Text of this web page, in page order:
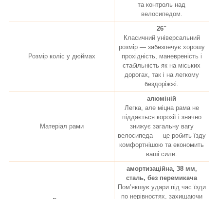
та контроль над
велосипедом.
Розмір коліс у дюймах
26"
Класичний універсальний
розмір — забезпечує хорошу
прохідність, маневреність і
стабільність як на міських
дорогах, так і на легкому
бездоріжжі.
Матеріал рами
алюміній
Легка, але міцна рама не
піддається корозії і значно
знижує загальну вагу
велосипеда — це робить їзду
комфортнішою та економить
ваші сили.
амортизаційна, 38 мм,
сталь, без перемикача
Пом’якшує удари під час їзди
по нерівностях, захищаючи